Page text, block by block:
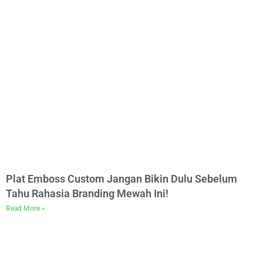
Plat Emboss Custom Jangan Bikin Dulu Sebelum
Tahu Rahasia Branding Mewah Ini!
Read More »